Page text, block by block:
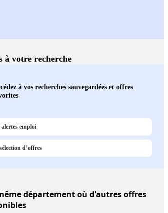
à votre recherche
à vos recherches sauvegardées et offres
alertes emploi
d’offres
département où d'autres offres